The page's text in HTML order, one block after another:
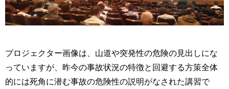
プロジェクター画像は、山道や突発性の危険の見出しにな
っていますが、昨今の事故状況の特徴と回避する方策全体
的には死角に潜む事故の危険性の説明がなされた講習で